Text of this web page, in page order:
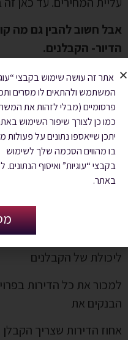
אבל חשוב להבין גם מה
הדיור- הקבלנים.
קבלן שרוצה לבנות
מלווה לפרויקט עבור
הוצאות מימון הפרויקט.
מהדירות במכירה
בנקאי (מימון) לפרויקט,
אך כתוצאה מהמצב בשוק
ליכולת של הקבלנים
הבנקים את
אחוז הדירות שצריך
אתר זה עושה שימוש בקבצי
המשתמש ולהתאים לו מסרים
פרסומיים (מבלי לזהות את
כמו כן לצורך שיפור השימוש
יתכן שייאספו נתונים על
בו מהווים הסכמה שלך לשימוש
בקבצי “עוגיות” ואיסוף הנתונים.
באתר.